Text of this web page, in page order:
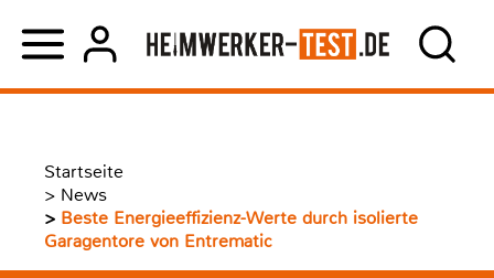
Startseite
> News
> Beste Energieeffizienz-Werte durch isolierte
Garagentore von Entrematic